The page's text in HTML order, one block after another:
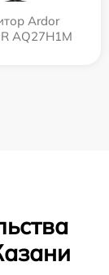
Ardor
AQ27H1M